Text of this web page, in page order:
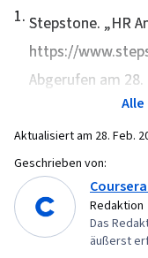
1. Stepstone. „HR
https://
Abgerufen am 28.
Alle
Aktualisiert am 28. Feb.
Geschrieben von:
Redaktion
Das
äußerst